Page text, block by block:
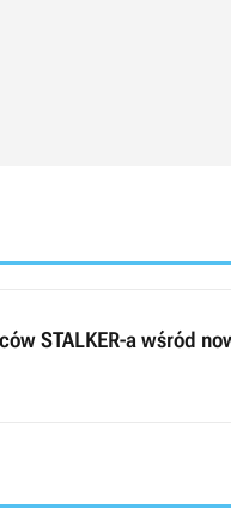
STALKER-a wśród